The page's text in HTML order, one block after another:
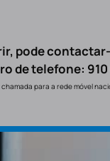
pode
de telefone:
chamada para a rede móvel